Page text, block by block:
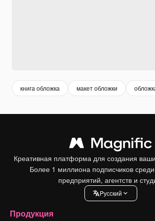
книга обложка макет обложки
Креативная платформа для создания
Более 1 миллиона подписчиков
предприятий, агентств и
Pусский
Продукция